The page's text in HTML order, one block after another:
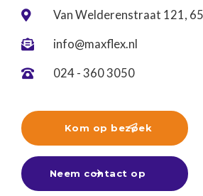
 Van Welderenstraat 121,
 info@maxflex.nl
 024 - 360 3050

Kom op bezoek
Neem contact op
